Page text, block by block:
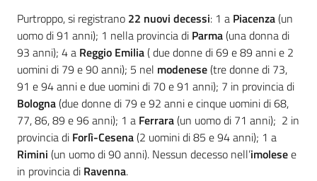
Purtroppo, si registrano 22 nuovi decessi: 1 a Piacenza(un
uomo di 91 anni); 1 nella provincia di Parma(una donna di
93 anni); 4 a Reggio Emilia( due donne di 69 e 89 anni e 2
uomini di 79 e 90 anni); 5 nel modenese(tre donne di 73,
91 e 94 anni e due uomini di 70 e 91 anni); 7 in provincia di
Bologna(due donne di 79 e 92 anni e cinque uomini di 68,
77, 86, 89 e 96 anni); 1 a Ferrara(un uomo di 71 anni); 2 in
provincia di Forlì-Cesena(2 uomini di 85 e 94 anni); 1 a
Rimini (un uomo di 90 anni). Nessun decesso nell’imolesee
in provincia di Ravenna.